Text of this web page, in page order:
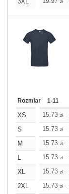
zł
Rozmiar 1-11
XS 15.73 zł
S
15.73 zł
M
15.73 zł
L
15.73 zł
XL
15.73 zł
2XL
15.73 zł